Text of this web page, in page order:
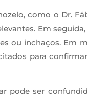
como o Dr.
Em seguida,
ou inchaços. Em
para
pode ser